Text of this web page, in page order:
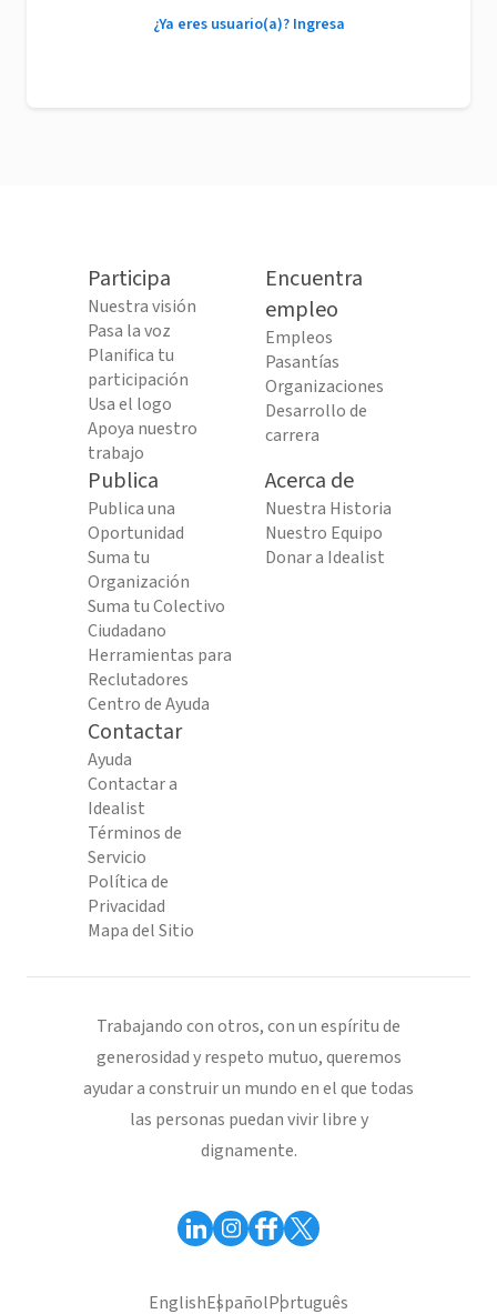
¿Ya eres usuario(a)? Ingresa
Participa
Nuestra visión
Pasa la voz
Planifica tu
participación
Usa el logo
Apoya nuestro
trabajo
Encuentra
empleo
Empleos
Pasantías
Organizaciones
Desarrollo de
carrera
Publica
Publica una
Oportunidad
Suma tu
Organización
Suma tu Colectivo
Ciudadano
Herramientas para
Reclutadores
Centro de Ayuda
Acerca de
Nuestra Historia
Nuestro Equipo
Donar a Idealist
Contactar
Ayuda
Contactar a
Idealist
Términos de
Servicio
Política de
Privacidad
Mapa del Sitio
Trabajando con otros, con un espíritu de
generosidad y respeto mutuo, queremos
ayudar a construir un mundo en el que todas
las personas puedan vivir libre y
dignamente.
EnglishEspañolPortuguês